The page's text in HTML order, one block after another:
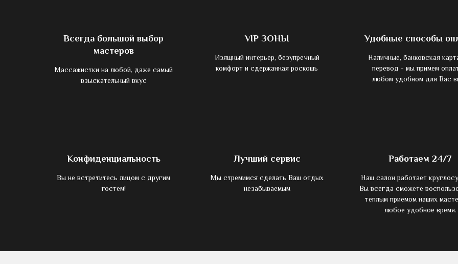
Всегда большой выбор
мастеров
Массажистки на любой, даже самый
взыскательный вкус
VIP ЗОНЫ
Изящный интерьер, безупречный
комфорт и сдержанная роскошь
Удобные способы
Наличные, банковская
перевод - мы примем
любом удобном для Вас
Конфиденциальность
Вы не встретитесь лицом с другим
гостем!
Лучший сервис
Мы стремимся сделать Ваш отдых
незабываемым
Работаем 24/7
Наш салон работает
Вы всегда сможете
теплым приемом наших
любое удобное время.